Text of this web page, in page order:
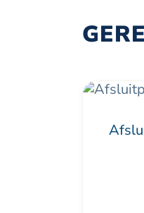
Dit
heeft